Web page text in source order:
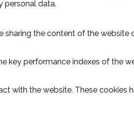
personal data.
the content of the
key performance indexes of the
with the website. These